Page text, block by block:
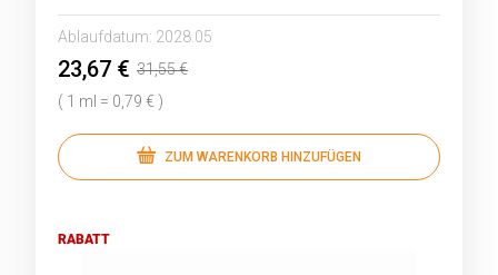
Ablaufdatum: 2028.05
23,67 € 31,55 €
( 1 ml = 0,79 € )
ZUM WARENKORB HINZUFÜGEN
RABATT